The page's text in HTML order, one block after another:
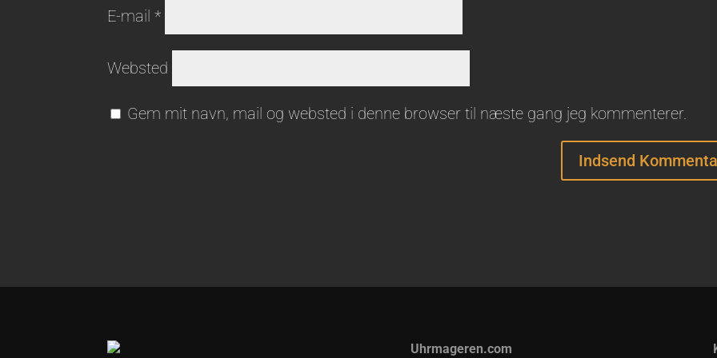
E-mail*
Websted
Gem mit navn, mail og websted i denne browser til næste gang jeg kommenterer.
Uhrmageren.com